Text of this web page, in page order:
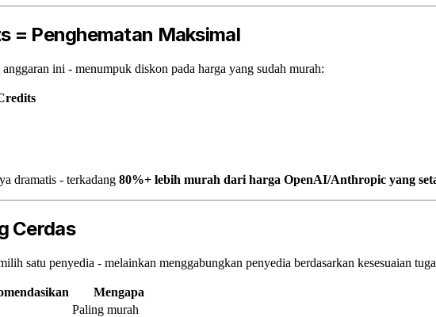
= Penghematan Maksimal
ini - menumpuk diskon pada harga yang sudah murah:
dramatis - terkadang 80%+ lebih murah dari harga OpenAI/Anthropic yang
Cerdas
satu penyedia - melainkan menggabungkan penyedia berdasarkan kesesuaian
Mengapa
Paling murah